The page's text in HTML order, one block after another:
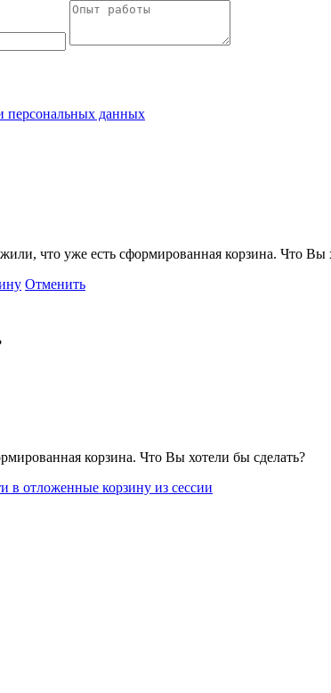
персональных данных
что уже есть сформированная корзина. Что Вы
Отменить
корзина. Что Вы хотели бы сделать?
в отложенные корзину из сессии